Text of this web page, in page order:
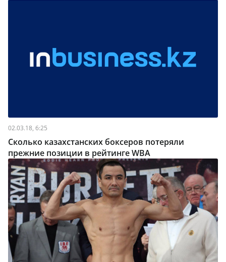
02.03.18, 6:25
Сколько казахстанских боксеров потеряли
прежние позиции в рейтинге WBA